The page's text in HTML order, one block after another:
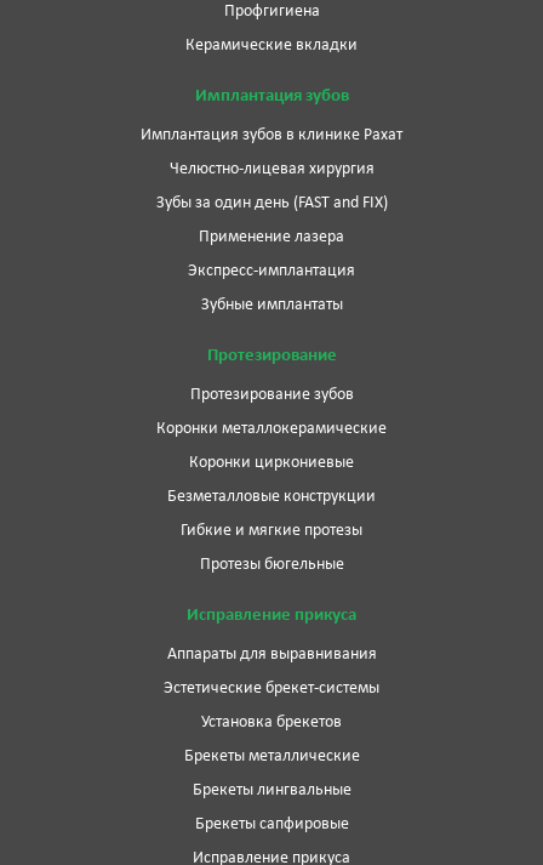
Профгигиена
Керамические вкладки
Имплантация зубов
Имплантация зубов в клинике Рахат
Челюстно-лицевая хирургия
Зубы за один день (FAST and FIX)
Применение лазера
Экспресс-имплантация
Зубные имплантаты
Протезирование
Протезирование зубов
Коронки металлокерамические
Коронки циркониевые
Безметалловые конструкции
Гибкие и мягкие протезы
Протезы бюгельные
Исправление прикуса
Аппараты для выравнивания
Эстетические брекет-системы
Установка брекетов
Брекеты металлические
Брекеты лингвальные
Брекеты сапфировые
Исправление прикуса